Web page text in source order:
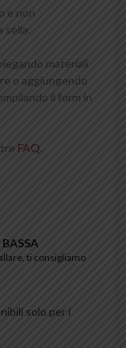
e non
materiali
o aggiungendo
il form in
FAQ.
ti consigliamo
solo per i